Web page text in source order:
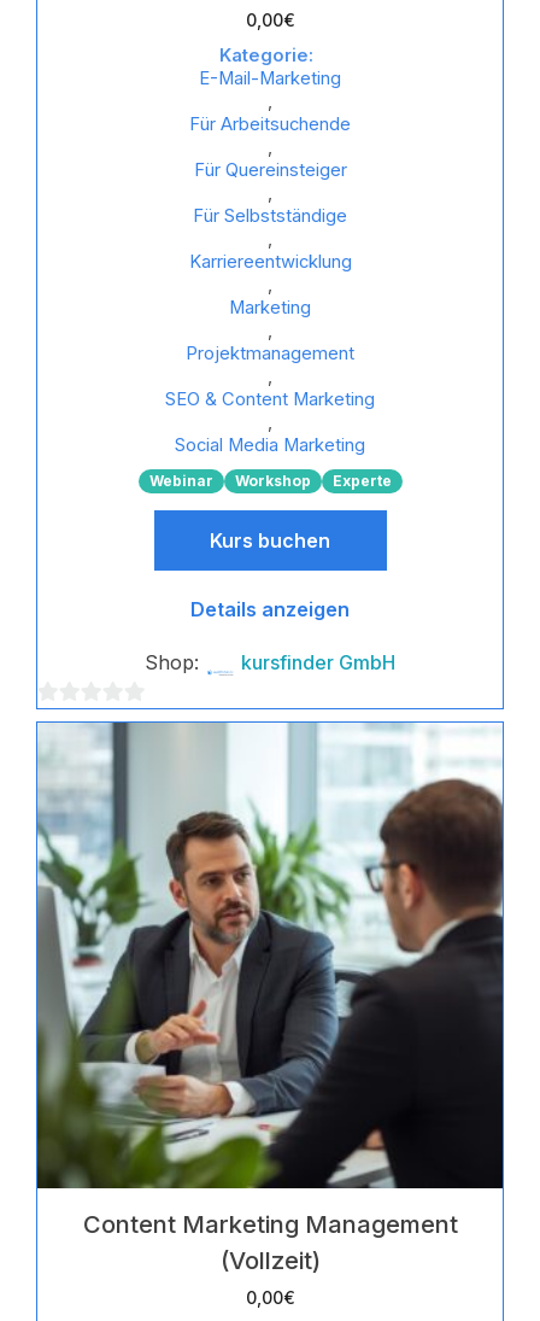
0,00€
Kategorie:
E-Mail-Marketing
,
Für Arbeitsuchende
,
Für Quereinsteiger
,
Für Selbstständige
,
Karriereentwicklung
,
Marketing
,
Projektmanagement
,
SEO & Content Marketing
,
Social Media Marketing
Webinar Workshop Experte
Kurs buchen
Details anzeigen
Shop: kursfinder GmbH
0
von
Content Marketing Management
(Vollzeit)
0,00€